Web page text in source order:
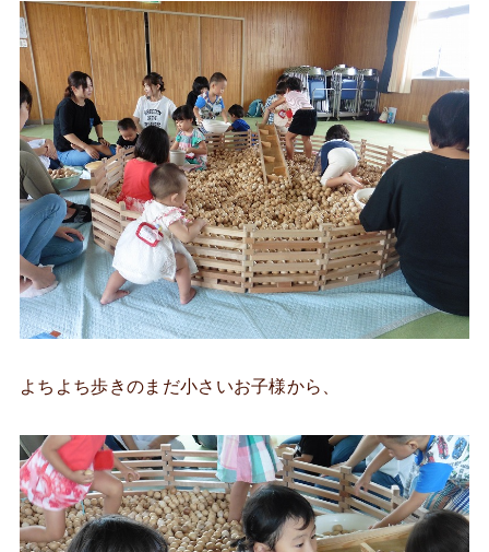
よちよち歩きのまだ小さいお子様から、